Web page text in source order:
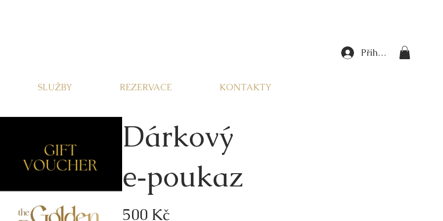
SLUŽBY REZERVACE KONTAKTY
Přihlásit se
Dárkový
e‑poukaz
500 Kč